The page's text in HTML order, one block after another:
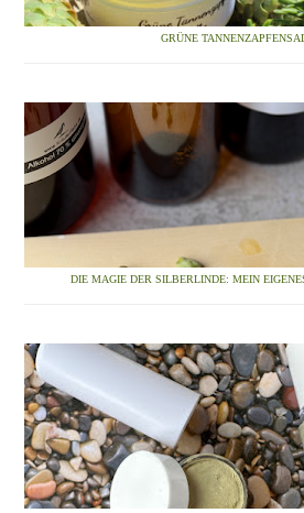
GRÜNE
DIE MAGIE DER SILBERLINDE: MEIN